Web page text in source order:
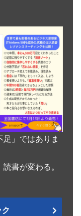
」ではありま
書が変わる。